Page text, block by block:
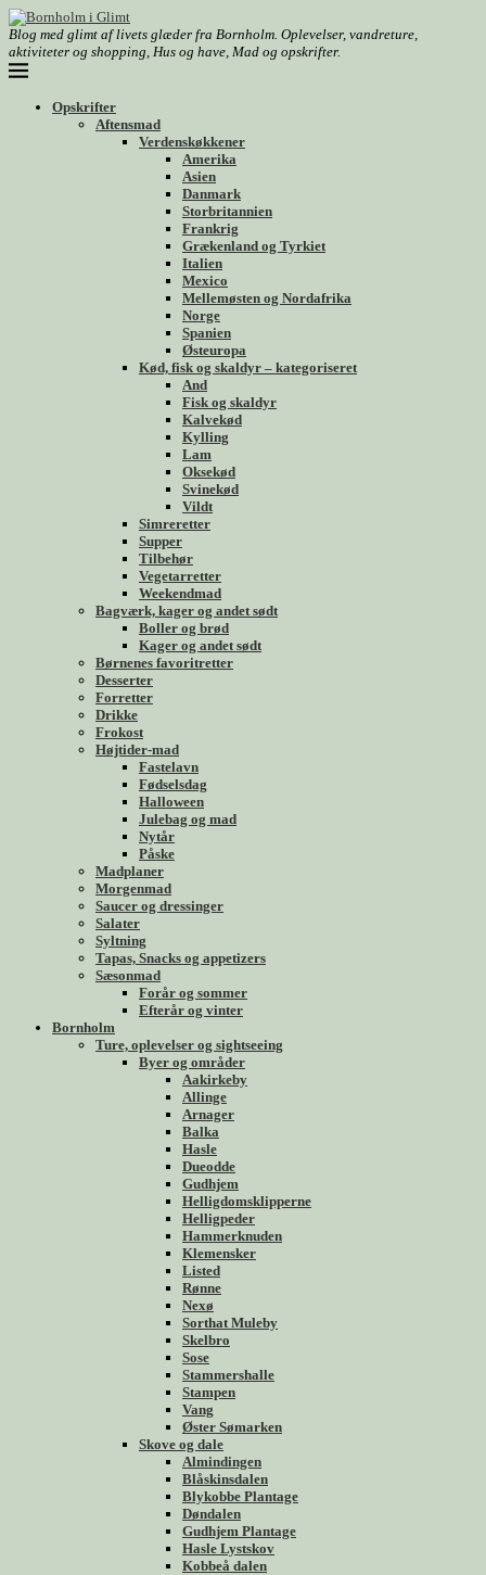
Blog med glimt af livets glæder fra Bornholm. Oplevelser, vandreture,
aktiviteter og shopping, Hus og have, Mad og opskrifter.
Opskrifter
Aftensmad
Verdenskøkkener
Amerika
Asien
Danmark
Storbritannien
Frankrig
Grækenland og Tyrkiet
Italien
Mexico
Mellemøsten og Nordafrika
Norge
Spanien
Østeuropa
Kød, fisk og skaldyr – kategoriseret
And
Fisk og skaldyr
Kalvekød
Kylling
Lam
Oksekød
Svinekød
Vildt
Simreretter
Supper
Tilbehør
Vegetarretter
Weekendmad
Bagværk, kager og andet sødt
Boller og brød
Kager og andet sødt
Børnenes favoritretter
Desserter
Forretter
Drikke
Frokost
Højtider-mad
Fastelavn
Fødselsdag
Halloween
Julebag og mad
Nytår
Påske
Madplaner
Morgenmad
Saucer og dressinger
Salater
Syltning
Tapas, Snacks og appetizers
Sæsonmad
Forår og sommer
Efterår og vinter
Bornholm
Ture, oplevelser og sightseeing
Byer og områder
Aakirkeby
Allinge
Arnager
Balka
Hasle
Dueodde
Gudhjem
Helligdomsklipperne
Helligpeder
Hammerknuden
Klemensker
Listed
Rønne
Nexø
Sorthat Muleby
Skelbro
Sose
Stammershalle
Stampen
Vang
Øster Sømarken
Skove og dale
Almindingen
Blåskinsdalen
Blykobbe Plantage
Døndalen
Gudhjem Plantage
Hasle Lystskov
Kobbeå dalen